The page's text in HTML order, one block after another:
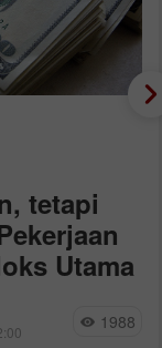
tetapi
Utama
Amerika
terhadap
awal faedah1988